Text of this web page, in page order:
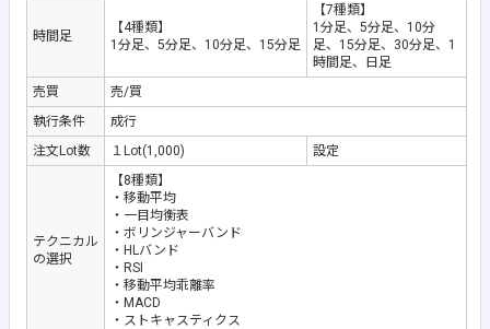
時間足
【4種類】
1分足、5分足、10分足、15分足
【7種類】
1分足、5分足、10分
足、15分足、30分足、1
時間足、日足
売買
売/買
執行条件
成行
注文Lot数
１Lot(1,000) 設定
テクニカル
の選択
【8種類】
・移動平均
・一目均衡表
・ボリンジャーバンド
・HLバンド
・RSI
・移動平均乖離率
・MACD
・ストキャスティクス